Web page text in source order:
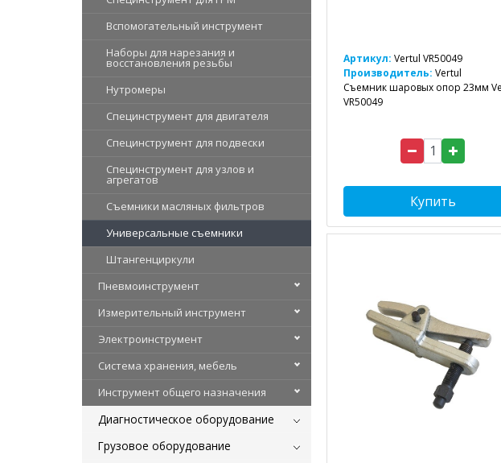
Вспомогательный инструмент
Наборы для нарезания и
восстановления резьбы
Нутромеры
Специнструмент для двигателя
Специнструмент для подвески
Специнструмент для узлов и
агрегатов
Съемники масляных фильтров
Универсальные съемники
Штангенциркули
Пневмоинструмент
Измерительный инструмент
Электроинструмент
Система хранения, мебель
Инструмент общего назначения
Диагностическое оборудование
Грузовое оборудование
Артикул: Vertul VR50049
Производитель: Vertul
Съемник шаровых опор 23мм
VR50049
Купить